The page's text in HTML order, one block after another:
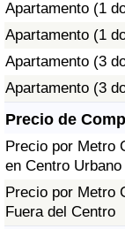
Apartamento (1
Apartamento (1
Apartamento (3
Apartamento (3
Precio de
Precio por Metro
en Centro Urbano
Precio por Metro
Fuera del Centro